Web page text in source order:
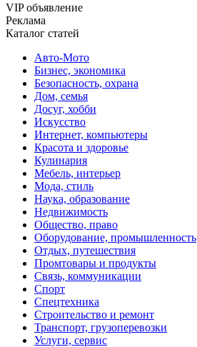
VIP объявление
Реклама
Каталог статей
Авто-Мото
Бизнес, экономика
Безопасность, охрана
Дом, семья
Досуг, хобби
Искусство
Интернет, компьютеры
Красота и здоровье
Кулинария
Мебель, интерьер
Мода, стиль
Наука, образование
Недвижимость
Общество, право
Оборудование, промышленность
Отдых, путешествия
Промтовары и продукты
Связь, коммуникации
Спорт
Спецтехника
Строительство и ремонт
Транспорт, грузоперевозки
Услуги, сервис